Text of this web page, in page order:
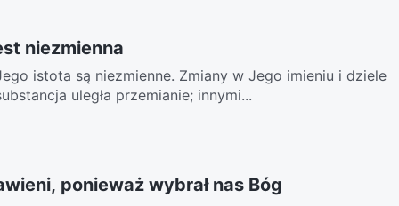
niezmienna
istota są niezmienne. Zmiany w Jego imieniu i dziele
uległa przemianie; innymi...
ponieważ wybrał nas Bóg